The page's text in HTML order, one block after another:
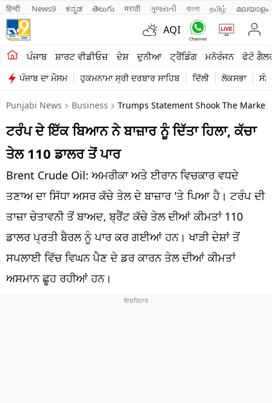
हिन्दी News9 ಕನ್ನಡ తెలుగు मराठी ગુજરાતી বাংলা தமிழ் മലയാളം
AQI
ਪੰਜਾਬ ਸ਼ਾਰਟ ਵੀਡੀਓਜ਼ ਦੇਸ਼ ਦੁਨੀਆ ਟ੍ਰੈਂਡਿੰਗ ਮਨੋਰੰਜਨ ਫੋਟੋ
ਪੰਜਾਬ ਦਾ ਮੌਸਮ ਹੁਕਮਨਾਮਾ ਸ੍ਰੀ ਦਰਬਾਰ ਸਾਹਿਬ ਦਿੱਲੀ ਲੋਕਸਭਾ
ਖੇਤੀਬਾੜੀ
ਸ਼ਾਰਟ ਵੀਡੀਓਜ਼
ਕਾਰੋਬਾਰ
ਕਰਿਅਰ
ਦੇਸ਼
ਲਾਈਫ ਸਟਾਈਲ
ਧਰਮ
Punjabi News Business Trumps Statement Shook The
ਟਰੰਪ ਦੇ ਇੱਕ ਬਿਆਨ ਨੇ ਬਾਜ਼ਾਰ ਨੂੰ ਦਿੱਤਾ ਹਿਲਾ, ਕੱਚਾ
ਤੇਲ 110 ਡਾਲਰ ਤੋਂ ਪਾਰ
Brent Crude Oil: ਅਮਰੀਕਾ ਅਤੇ ਈਰਾਨ ਵਿਚਕਾਰ ਵਧਦੇ
ਤਣਾਅ ਦਾ ਸਿੱਧਾ ਅਸਰ ਕੱਚੇ ਤੇਲ ਦੇ ਬਾਜ਼ਾਰ 'ਤੇ ਪਿਆ ਹੈ। ਟਰੰਪ ਦੀ
ਤਾਜ਼ਾ ਚੇਤਾਵਨੀ ਤੋਂ ਬਾਅਦ, ਬ੍ਰੈਂਟ ਕੱਚੇ ਤੇਲ ਦੀਆਂ ਕੀਮਤਾਂ 110
ਡਾਲਰ ਪ੍ਰਤੀ ਬੈਰਲ ਨੂੰ ਪਾਰ ਕਰ ਗਈਆਂ ਹਨ। ਖਾੜੀ ਦੇਸ਼ਾਂ ਤੋਂ
ਸਪਲਾਈ ਵਿੱਚ ਵਿਘਨ ਪੈਣ ਦੇ ਡਰ ਕਾਰਨ ਤੇਲ ਦੀਆਂ ਕੀਮਤਾਂ
ਅਸਮਾਨ ਛੂਹ ਰਹੀਆਂ ਹਨ।